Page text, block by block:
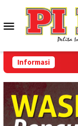
konten
Menu
Mobile
Informasi